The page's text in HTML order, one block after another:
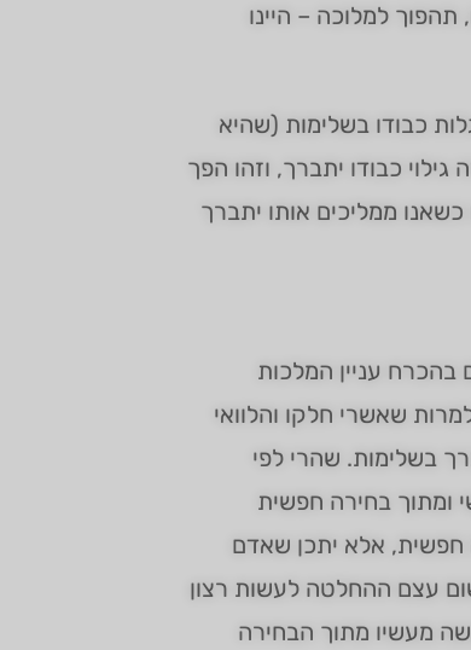
למלוכה – היינו
כבודו בשלימות (שהיא
גילוי כבודו יתברך, וזהו הפך
ממליכים אותו יתברך
עניין המלכות
שאשרי חלקו והלוואי
בשלימות. שהרי לפי
ומתוך בחירה חפשית
חפשית, אלא יתכן שאדם
עצם ההחלטה לעשות רצון
מעשיו מתוך הבחירה